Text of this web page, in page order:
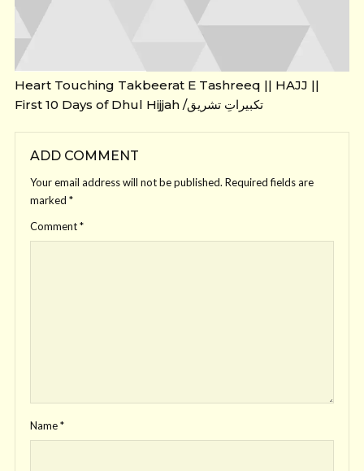
Heart Touching Takbeerat E Tashreeq || HAJJ ||
First 10 Days of Dhul Hijjah /تکبیراتِ تشریق
ADD COMMENT
Your email address will not be published. Required fields are
marked *
Comment*
Name*